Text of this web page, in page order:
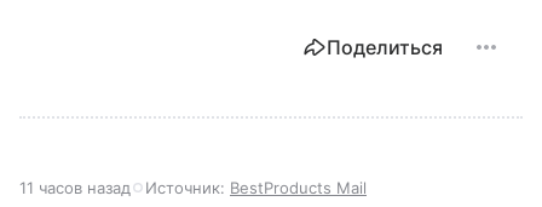
Поделиться
11 часов назад Источник: BestProducts Mail